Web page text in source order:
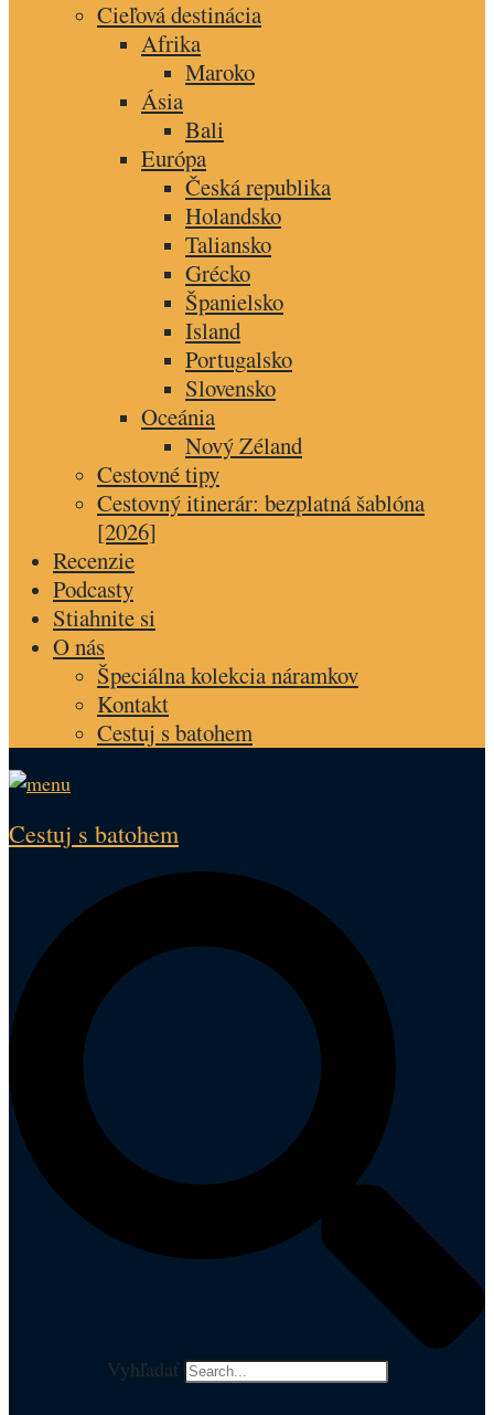
Cieľová destinácia
Afrika
Maroko
Ásia
Bali
Európa
Česká republika
Holandsko
Taliansko
Grécko
Španielsko
Island
Portugalsko
Slovensko
Oceánia
Nový Zéland
Cestovné tipy
Cestovný itinerár: bezplatná šablóna
[2026]
Recenzie
Podcasty
Stiahnite si
O nás
Špeciálna kolekcia náramkov
Kontakt
Cestuj s batohem
Cestuj s batohem
Vyhľadať